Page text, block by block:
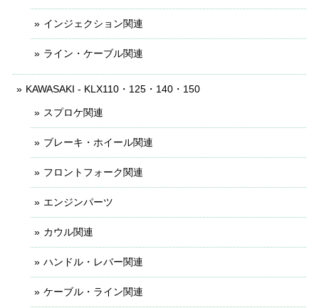
インジェクション関連
ライン・ケーブル関連
KAWASAKI - KLX110・125・140・150
スプロケ関連
ブレーキ・ホイール関連
フロントフォーク関連
エンジンパーツ
カウル関連
ハンドル・レバー関連
ケーブル・ライン関連